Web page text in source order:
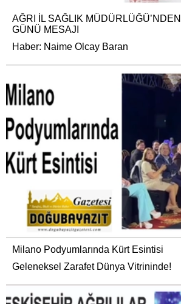
AĞRI İL SAĞLIK
GÜNÜ MESAJI
Haber: Naime Olcay Baran
Milano Podyumlarında Kürt Esintisi
Geleneksel Zarafet Dünya Vitrininde!